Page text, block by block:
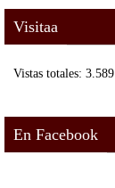
Visitaa
Vistas totales: 3.589
En Facebook